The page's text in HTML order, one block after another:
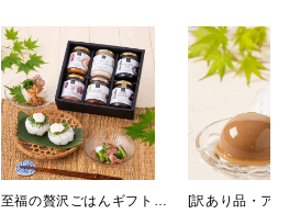
至福の贅沢ごはんギフト
[訳あり品・ア